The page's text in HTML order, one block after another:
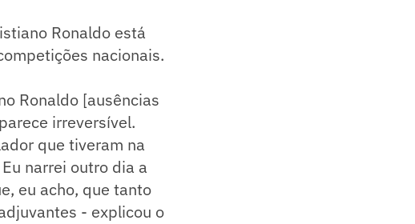
Ronaldo está
nacionais.
Ronaldo [ausências
irreversível.
que tiveram na
narrei outro dia a
eu acho, que tanto
- explicou o